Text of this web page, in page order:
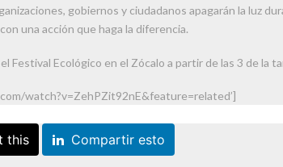
gobiernos y ciudadanos apagarán la luz
una acción que haga la diferencia.
Festival Ecológico en el Zócalo a partir de las 3 de la
watch?v=ZehPZit92nE&feature=related’]
this Compartir esto